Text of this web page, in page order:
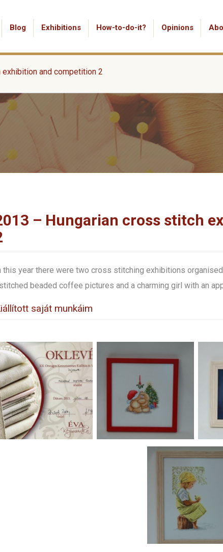
Blog Exhibitions How-to-do-it? Opinions
and competition 2
– Hungarian cross stitch
this year there were two cross stitching exhibitions
beaded coffee pictures and a charming girl with an
saját munkáim